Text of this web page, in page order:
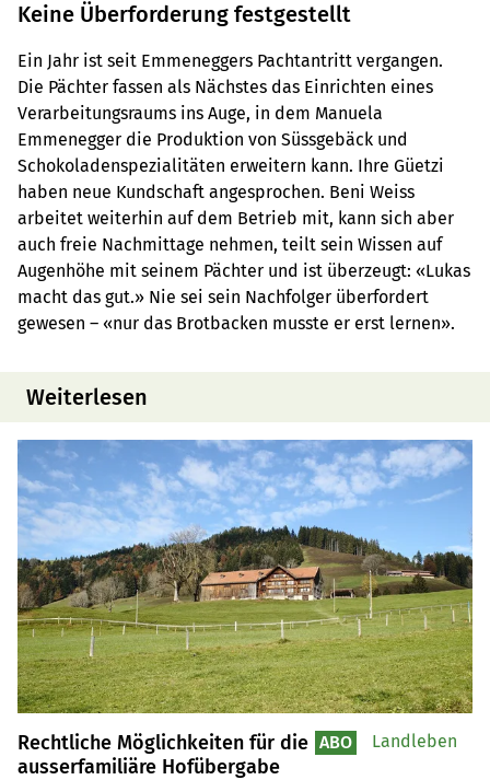
Keine Überforderung festgestellt
Ein Jahr ist seit Emmeneggers Pachtantritt vergangen.
Die Pächter fassen als Nächstes das Einrichten eines
Verarbeitungsraums ins Auge, in dem Manuela
Emmenegger die Produktion von Süssgebäck und
Schokoladenspezialitäten erweitern kann. Ihre Güetzi
haben neue Kundschaft angesprochen. Beni Weiss
arbeitet weiterhin auf dem Betrieb mit, kann sich aber
auch freie Nachmittage nehmen, teilt sein Wissen auf
Augenhöhe mit seinem Pächter und ist überzeugt: «Lukas
macht das gut.» Nie sei sein Nachfolger überfordert
gewesen – «nur das Brotbacken musste er erst lernen».
Weiterlesen
Rechtliche Möglichkeiten für die
ausserfamiliäre Hofübergabe
ABO Landleben